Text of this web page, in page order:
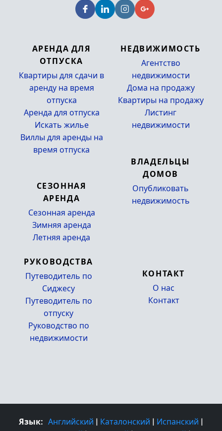
АРЕНДА ДЛЯ
ОТПУСКА
Квартиры для сдачи в
аренду на время
отпуска
Аренда для отпуска
Искать жилье
Виллы для аренды на
время отпуска
СЕЗОННАЯ
АРЕНДА
Сезонная аренда
Зимняя аренда
Летняя аренда
НЕДВИЖИМОСТЬ
Агентство
недвижимости
Дома на продажу
Квартиры на продажу
Листинг
недвижимости
ВЛАДЕЛЬЦЫ
ДОМОВ
Опубликовать
недвижимость
РУКОВОДСТВА
Путеводитель по
Сиджесу
Путеводитель по
отпуску
Руководство по
недвижимости
КОНТАКТ
О нас
Контакт
Язык: Английский | Каталонский | Испанский |